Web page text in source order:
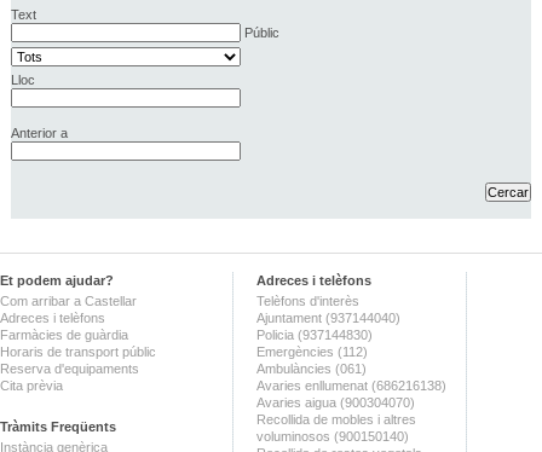
Text
Públic
Lloc
Anterior a
Et podem ajudar?
Com arribar a Castellar
Adreces i telèfons
Farmàcies de guàrdia
Horaris de transport públic
Reserva d'equipaments
Cita prèvia
Tràmits Freqüents
Instància genèrica
Adreces i telèfons
Telèfons d'interès
Ajuntament (937144040)
Policia (937144830)
Emergències (112)
Ambulàncies (061)
Avaries enllumenat (686216138)
Avaries aigua (900304070)
Recollida de mobles i altres
voluminosos (900150140)